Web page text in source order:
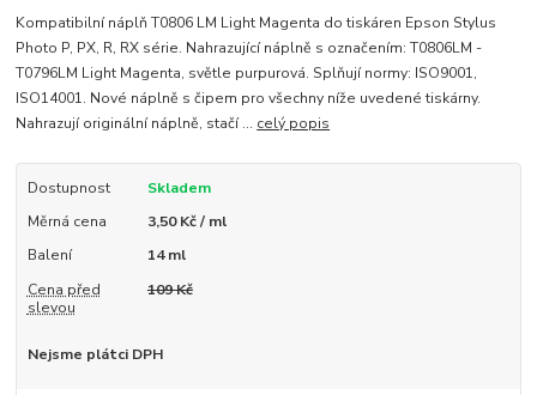
Kompatibilní náplň T0806 LM Light Magenta do tiskáren Epson Stylus
Photo P, PX, R, RX série. Nahrazující náplně s označením: T0806LM -
T0796LM Light Magenta, světle purpurová. Splňují normy: ISO9001,
ISO14001. Nové náplně s čipem pro všechny níže uvedené tiskárny.
Nahrazují originální náplně, stačí ... celý popis
Dostupnost
Skladem
Měrná cena
3,50 Kč / ml
Balení
14 ml
Cena před
slevou
109 Kč
Nejsme plátci DPH